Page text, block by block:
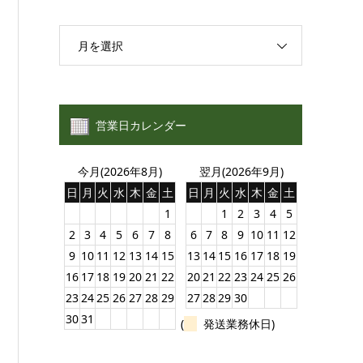
月を選択
営業日カレンダー
今月(2026年8月)
日 月 火 水 木 金 土
1
2 3 4 5 6 7
8
9 10 11 12 13 14 15
16 17 18 19 20 21 22
232425 26 27 28 29
3031
翌月(2026年9月)
日 月 火 水 木 金 土
1
2 3 4
5
6 7 8 9 10 11 12
13 14 15 16 17 18 19
2021 22 23 24 25 26
272829 30
(
発送業務休日)